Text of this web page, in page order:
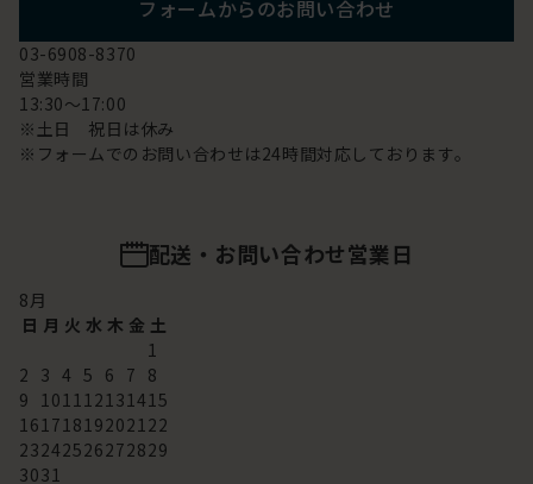
フォームからのお問い合わせ
03-6908-8370
営業時間
13:30～17:00
※土日 祝日は休み
※フォームでのお問い合わせは24時間対応しております。
配送・お問い合わせ営業日
8月
日 月 火 水 木 金 土
1
2 3 4 5 6 7 8
9 101112131415
16171819202122
23242526272829
3031